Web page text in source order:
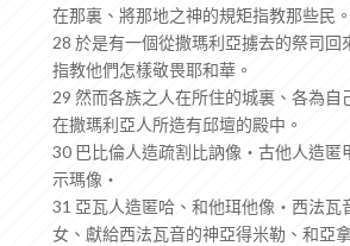
在那裏、將那地之神的規矩指教那些民。
28 於是有一個從撒瑪利亞擄去的祭司回
指教他們怎樣敬畏耶和華。
29 然而各族之人在所住的城裏、各為自
在撒瑪利亞人所造有邱壇的殿中。
30 巴比倫人造疏割比訥像‧古他人造匿
示瑪像‧
31 亞瓦人造匿哈、和他珥他像‧西法瓦
女、獻給西法瓦音的神亞得米勒、和亞